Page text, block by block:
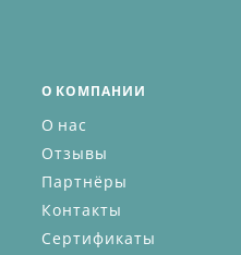
О КОМПАНИИ
О нас
Отзывы
Партнёры
Контакты
Сертификаты